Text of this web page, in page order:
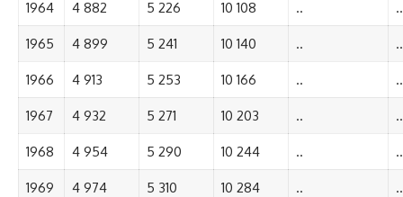
1964 4 882 5 226 10 108 .. ..
1965 4 899 5 241 10 140 .. ..
1966 4 913 5 253 10 166 .. ..
1967 4 932 5 271 10 203 .. ..
1968 4 954 5 290 10 244 .. ..
1969 4 974 5 310 10 284 .. ..